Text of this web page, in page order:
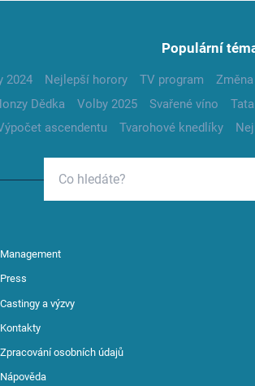
Populární
2024 Nejlepší horory TV program
Dědka Volby 2025 Svařené víno
ascendentu
Tvarohové knedlíky
Management
Press
Castingy a výzvy
Kontakty
Zpracování osobních údajů
Nápověda